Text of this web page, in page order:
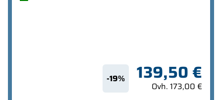
-19% 139,50 €
Ovh. 173,00 €